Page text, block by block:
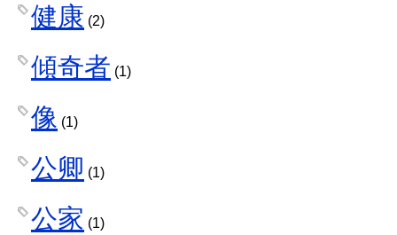
健康 (2)
傾奇者 (1)
像 (1)
公卿 (1)
公家 (1)